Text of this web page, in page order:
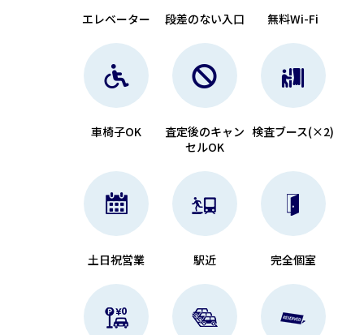
エレベーター 段差のない入口 無料Wi-Fi
車椅子OK
査定後のキャン
セルOK
検査ブース(×2)
土日祝営業 駅近 完全個室